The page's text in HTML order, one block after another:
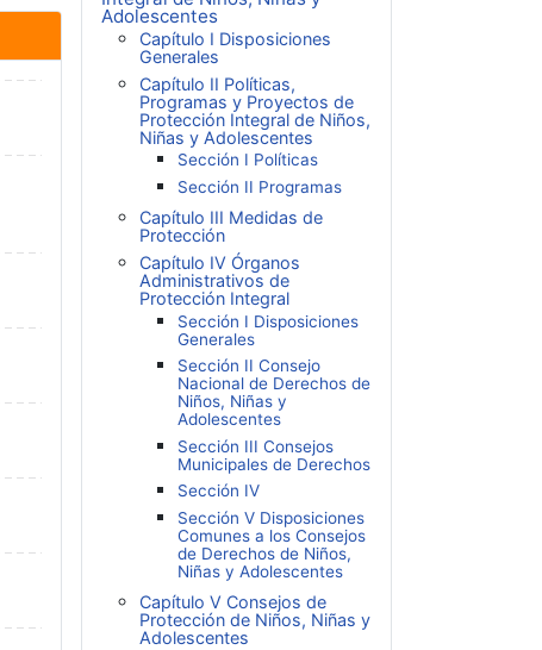
Adolescentes
Capítulo I Disposiciones
Generales
Capítulo II Políticas,
Programas y Proyectos de
Protección Integral de Niños,
Niñas y Adolescentes
Sección I Políticas
Sección II Programas
Capítulo III Medidas de
Protección
Capítulo IV Órganos
Administrativos de
Protección Integral
Sección I Disposiciones
Generales
Sección II Consejo
Nacional de Derechos de
Niños, Niñas y
Adolescentes
Sección III Consejos
Municipales de Derechos
Sección IV
Sección V Disposiciones
Comunes a los Consejos
de Derechos de Niños,
Niñas y Adolescentes
Capítulo V Consejos de
Protección de Niños, Niñas y
Adolescentes